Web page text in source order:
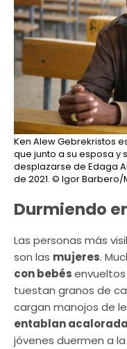
Ken Alew Gebrekristos
que junto a su esposa y
desplazarse de Edaga
de 2021. © Igor Barbero/
Durmiendo
Las personas más
son las mujeres.
con bebés
tuestan granos de
cargan manojos de
entablan
jóvenes duermen a